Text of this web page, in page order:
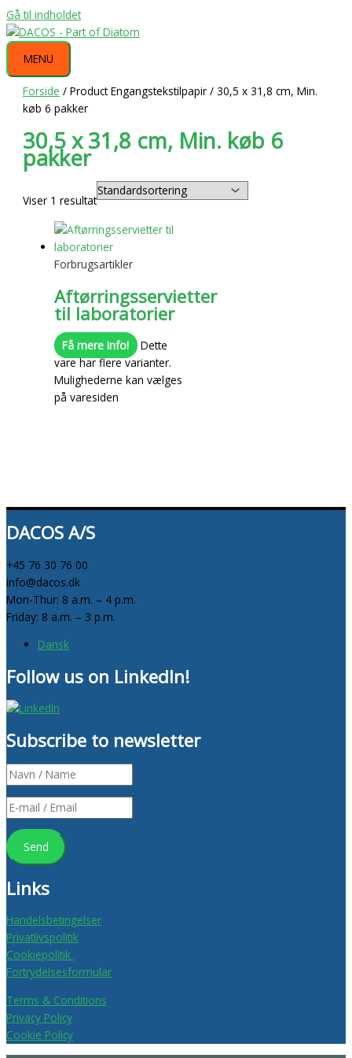
Gå til indholdet
MENU
Forside / Product Engangstekstilpapir / 30,5 x 31,8 cm, Min.
køb 6 pakker
30,5 x 31,8 cm, Min. køb 6
pakker
Viser 1 resultat
Forbrugsartikler
Aftørringsservietter
til laboratorier
Få mere info!
Dette
vare har flere varianter.
Mulighederne kan vælges
på varesiden
DACOS A/S
+45 76 30 76 00
info@dacos.dk
Mon-Thur: 8 a.m. – 4 p.m.
Friday: 8 a.m. – 3 p.m.
Dansk
Follow us on LinkedIn!
Subscribe to newsletter
Links
Handelsbetingelser
Privatlivspolitik
Cookiepolitik
Fortrydelsesformular
Terms & Conditions
Privacy Policy
Cookie Policy